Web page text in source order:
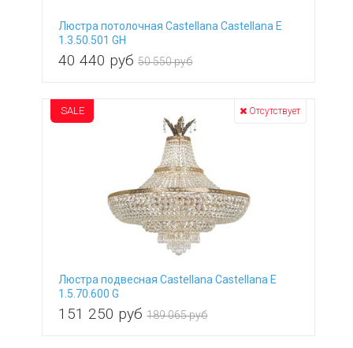
Люстра потолочная Castellana Castellana E
1.3.50.501 GH
40 440 руб 50 550 руб
Люстра подвесная Castellana Castellana E
1.5.70.600 G
151 250 руб 189 065 руб
SALE Отсутствует